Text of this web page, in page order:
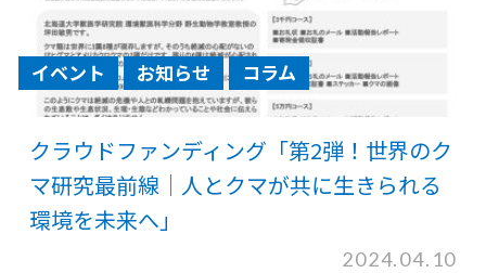
イベント お知らせ コラム
クラウドファンディング「第2弾！世界のク
マ研究最前線｜人とクマが共に生きられる
環境を未来へ」
2024.04.10